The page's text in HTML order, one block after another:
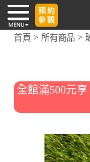
首頁 > 所有商品 >
全館滿500元